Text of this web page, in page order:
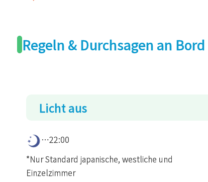
Regeln & Durchsagen an Bord
Licht aus
…22:00
*Nur Standard japanische, westliche und
Einzelzimmer